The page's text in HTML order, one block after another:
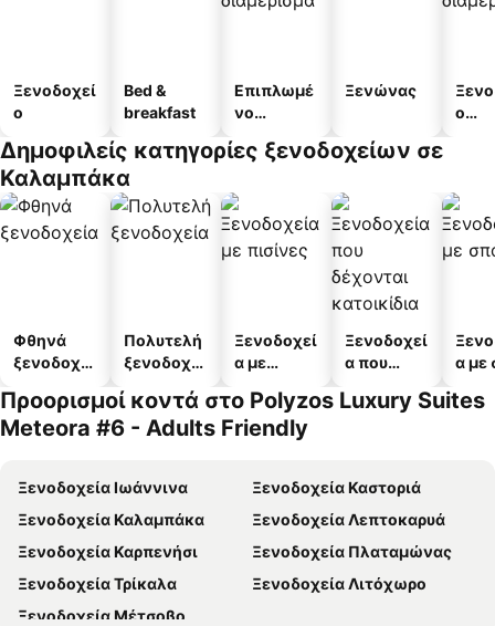
Ξενοδοχεί
ο
Bed &
breakfast
Επιπλωμέ
νο
α
Ξενώνας
ο
Δημοφιλείς κατηγορίες ξενοδοχείων σε
Καλαμπάκα
Φθηνά
ξενοδοχεί
Πολυτελή
ξενοδοχεί
Ξενοδοχεί
α με
Ξενοδοχεί
α που
κατοικίδι
α με
Προορισμοί κοντά στο Polyzos Luxury Suites
Meteora #6 - Adults Friendly
Ξενοδοχεία Ιωάννινα
Ξενοδοχεία Καστοριά
Ξενοδοχεία Καλαμπάκα
Ξενοδοχεία Λεπτοκαρυά
Ξενοδοχεία Καρπενήσι
Ξενοδοχεία Πλαταμώνας
Ξενοδοχεία Τρίκαλα
Ξενοδοχεία Λιτόχωρο
Ξενοδοχεία Μέτσοβο